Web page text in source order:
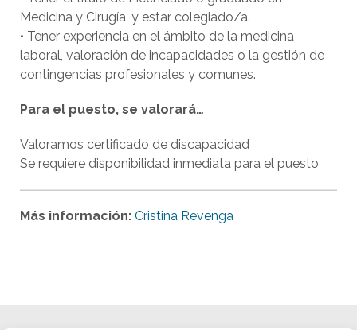
Medicina y Cirugía, y estar colegiado/a.
• Tener experiencia en el ámbito de la medicina
laboral, valoración de incapacidades o la gestión de
contingencias profesionales y comunes.
Para el puesto, se valorará…
Valoramos certificado de discapacidad
Se requiere disponibilidad inmediata para el puesto
Más información: Cristina Revenga